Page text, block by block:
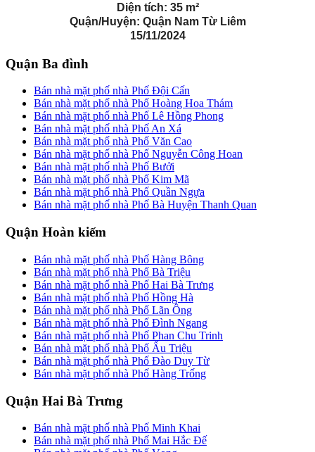
Diện tích: 35 m²
Quận/Huyện: Quận Nam Từ Liêm
15/11/2024
Quận Ba đình
Bán nhà mặt phố nhà Phố Đội Cấn
Bán nhà mặt phố nhà Phố Hoàng Hoa Thám
Bán nhà mặt phố nhà Phố Lê Hồng Phong
Bán nhà mặt phố nhà Phố An Xá
Bán nhà mặt phố nhà Phố Văn Cao
Bán nhà mặt phố nhà Phố Nguyễn Công Hoan
Bán nhà mặt phố nhà Phố Bưởi
Bán nhà mặt phố nhà Phố Kim Mã
Bán nhà mặt phố nhà Phố Quần Ngựa
Bán nhà mặt phố nhà Phố Bà Huyện Thanh Quan
Quận Hoàn kiếm
Bán nhà mặt phố nhà Phố Hàng Bông
Bán nhà mặt phố nhà Phố Bà Triệu
Bán nhà mặt phố nhà Phố Hai Bà Trưng
Bán nhà mặt phố nhà Phố Hồng Hà
Bán nhà mặt phố nhà Phố Lãn Ông
Bán nhà mặt phố nhà Phố Đình Ngang
Bán nhà mặt phố nhà Phố Phan Chu Trinh
Bán nhà mặt phố nhà Phố Ấu Triệu
Bán nhà mặt phố nhà Phố Đào Duy Từ
Bán nhà mặt phố nhà Phố Hàng Trống
Quận Hai Bà Trưng
Bán nhà mặt phố nhà Phố Minh Khai
Bán nhà mặt phố nhà Phố Mai Hắc Đế